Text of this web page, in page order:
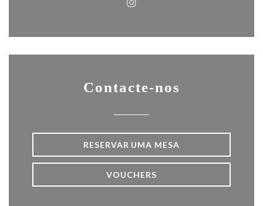
Instagram ((abre numa nova
Contacte-nos
RESERVAR UMA MESA
VOUCHERS